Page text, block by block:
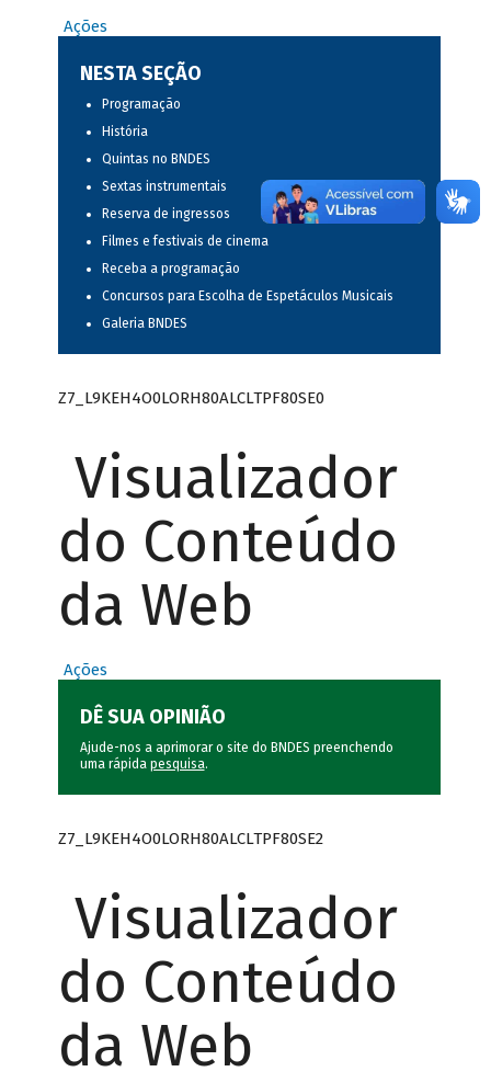
Ações
NESTA SEÇÃO
Programação
História
Quintas no BNDES
Sextas instrumentais
Reserva de ingressos
Filmes e festivais de cinema
Receba a programação
Concursos para Escolha de Espetáculos Musicais
Galeria BNDES
Z7_L9KEH4O0LORH80ALCLTPF80SE0
Visualizador
do Conteúdo
da Web
Ações
DÊ SUA OPINIÃO
Ajude-nos a aprimorar o site do BNDES preenchendo
uma rápida pesquisa.
Z7_L9KEH4O0LORH80ALCLTPF80SE2
Visualizador
do Conteúdo
da Web